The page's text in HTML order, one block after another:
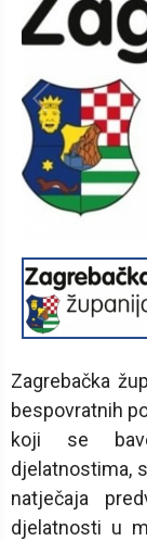
Zagrebačka
bespovratnih
koji se
djelatnostima,
natječaja
djelatnosti u